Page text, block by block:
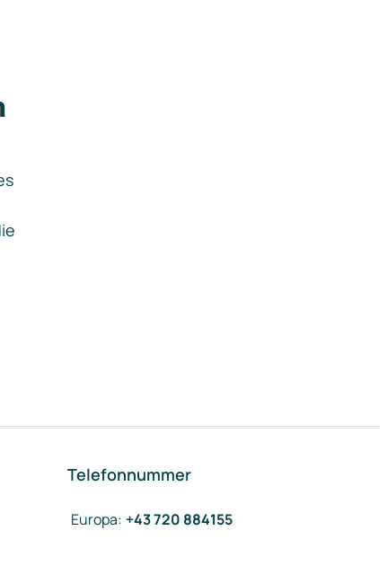
Telefonnummer
Europa: +43 720 884155